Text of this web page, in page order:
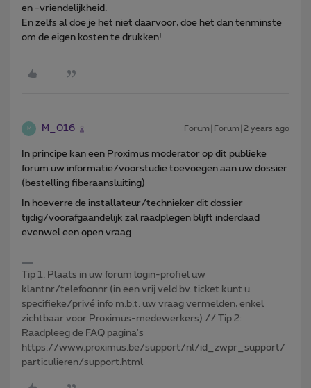
en -vriendelijkheid.
En zelfs al doe je het niet daarvoor, doe het dan tenminste
om de eigen kosten te drukken!
M M_016 Forum|Forum|2 years ago
In principe kan een Proximus moderator op dit publieke
forum uw informatie/voorstudie toevoegen aan uw dossier
(bestelling fiberaansluiting)
In hoeverre de installateur/technieker dit dossier
tijdig/voorafgaandelijk zal raadplegen blijft inderdaad
evenwel een open vraag
Tip 1: Plaats in uw forum login-profiel uw
klantnr/telefoonnr (in een vrij veld bv. ticket kunt u
specifieke/privé info m.b.t. uw vraag vermelden, enkel
zichtbaar voor Proximus-medewerkers) // Tip 2:
Raadpleeg de FAQ pagina's
https://www.proximus.be/support/nl/id_zwpr_support/
particulieren/support.html